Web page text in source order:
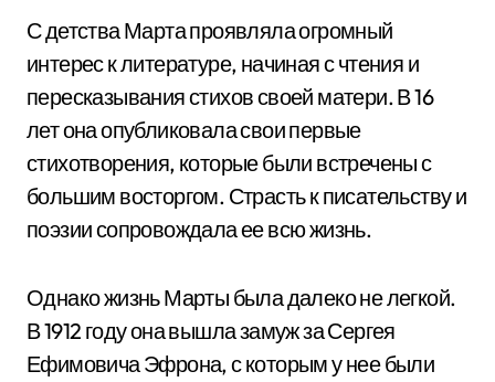
С детства Марта проявляла огромный
интерес к литературе, начиная с чтения и
пересказывания стихов своей матери. В 16
лет она опубликовала свои первые
стихотворения, которые были встречены с
большим восторгом. Страсть к писательству и
поэзии сопровождала ее всю жизнь.
Однако жизнь Марты была далеко не легкой.
В 1912 году она вышла замуж за Сергея
Ефимовича Эфрона, с которым у нее были